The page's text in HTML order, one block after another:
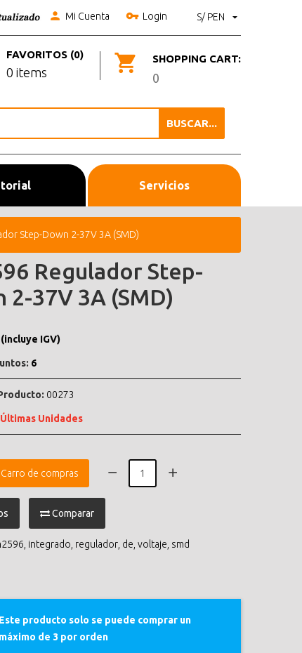
S/ PEN
Mi Cuenta Login
SHOPPING CART:
0
FAVORITOS (0)
0 items
BUSCAR...
Servicios
Step-Down 2-37V 3A (SMD)
Regulador Step-
2-37V 3A (SMD)
(incluye IGV)
6
00273
Últimas Unidades
de compras
Comparar
integrado regulador de voltaje smd
Este producto solo se puede comprar un
máximo de 3 por orden